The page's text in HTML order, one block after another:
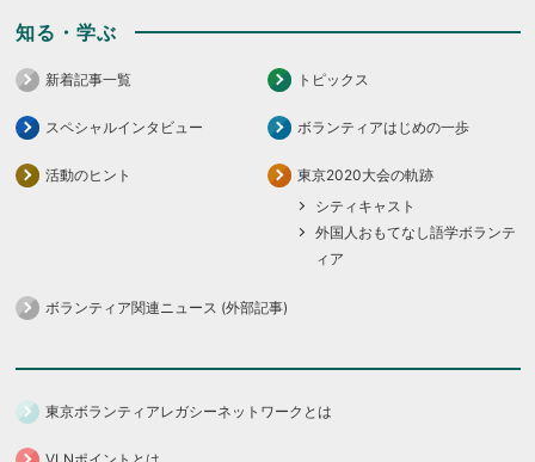
知る・学ぶ
新着記事一覧 トピックス
スペシャルインタビュー ボランティアはじめの一歩
活動のヒント
東京2020大会の軌跡
シティキャスト
外国人おもてなし語学ボランテ
ィア
ボランティア関連ニュース (外部記事)
東京ボランティアレガシーネットワークとは